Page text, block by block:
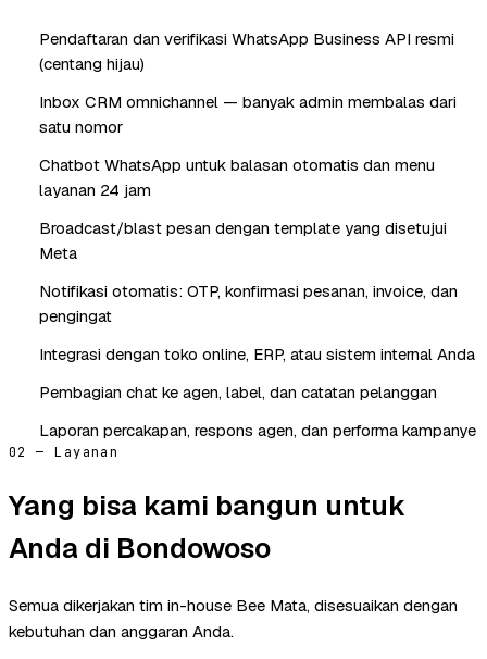
Pendaftaran dan verifikasi WhatsApp Business API resmi
(centang hijau)
Inbox CRM omnichannel — banyak admin membalas dari
satu nomor
Chatbot WhatsApp untuk balasan otomatis dan menu
layanan 24 jam
Broadcast/blast pesan dengan template yang disetujui
Meta
Notifikasi otomatis: OTP, konfirmasi pesanan, invoice, dan
pengingat
Integrasi dengan toko online, ERP, atau sistem internal Anda
Pembagian chat ke agen, label, dan catatan pelanggan
Laporan percakapan, respons agen, dan performa kampanye
02 — Layanan
Yang bisa kami bangun untuk
Anda di Bondowoso
Semua dikerjakan tim in-house Bee Mata, disesuaikan dengan
kebutuhan dan anggaran Anda.